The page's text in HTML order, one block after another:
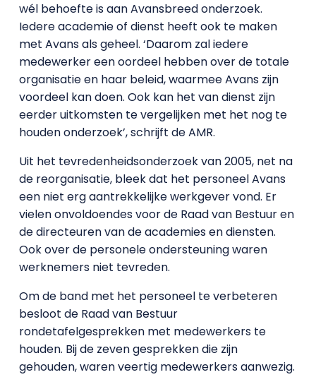
wél behoefte is aan Avansbreed onderzoek.
Iedere academie of dienst heeft ook te maken
met Avans als geheel. ‘Daarom zal iedere
medewerker een oordeel hebben over de totale
organisatie en haar beleid, waarmee Avans zijn
voordeel kan doen. Ook kan het van dienst zijn
eerder uitkomsten te vergelijken met het nog te
houden onderzoek’, schrijft de AMR.
Uit het tevredenheidsonderzoek van 2005, net na
de reorganisatie, bleek dat het personeel Avans
een niet erg aantrekkelijke werkgever vond. Er
vielen onvoldoendes voor de Raad van Bestuur en
de directeuren van de academies en diensten.
Ook over de personele ondersteuning waren
werknemers niet tevreden.
Om de band met het personeel te verbeteren
besloot de Raad van Bestuur
rondetafelgesprekken met medewerkers te
houden. Bij de zeven gesprekken die zijn
gehouden, waren veertig medewerkers aanwezig.